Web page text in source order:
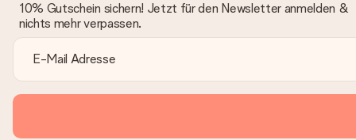
10% Gutschein sichern! Jetzt für den Newsletter anmelden &
nichts mehr verpassen.